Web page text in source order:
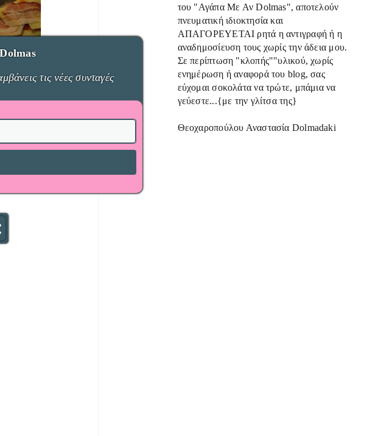
σχήμα (σαν
πιάνουμε τα
προς τα μέσα
ψήνουμε στους
του "Αγάπα Με Αν Dolmas", αποτελούν
πνευματική ιδιοκτησία και
ΑΠΑΓΟΡΕΥΕΤΑΙ ρητά η αντιγραφή ή η
αναδημοσίευση τους χωρίς την άδεια μου.
Σε περίπτωση "κλοπής""υλικού, χωρίς
ενημέρωση ή αναφορά του blog, σας
εύχομαι σοκολάτα να τρώτε, μπάμια να
γεύεστε...{με την γλίτσα της}
Θεοχαροπούλου Αναστασία Dolmadaki
τις νέες συνταγές